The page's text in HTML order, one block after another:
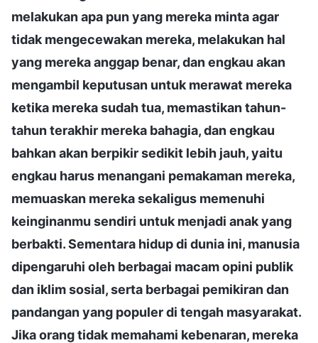
melakukan apa pun yang mereka minta agar
tidak mengecewakan mereka, melakukan hal
yang mereka anggap benar, dan engkau akan
mengambil keputusan untuk merawat mereka
ketika mereka sudah tua, memastikan tahun-
tahun terakhir mereka bahagia, dan engkau
bahkan akan berpikir sedikit lebih jauh, yaitu
engkau harus menangani pemakaman mereka,
memuaskan mereka sekaligus memenuhi
keinginanmu sendiri untuk menjadi anak yang
berbakti. Sementara hidup di dunia ini, manusia
dipengaruhi oleh berbagai macam opini publik
dan iklim sosial, serta berbagai pemikiran dan
pandangan yang populer di tengah masyarakat.
Jika orang tidak memahami kebenaran, mereka